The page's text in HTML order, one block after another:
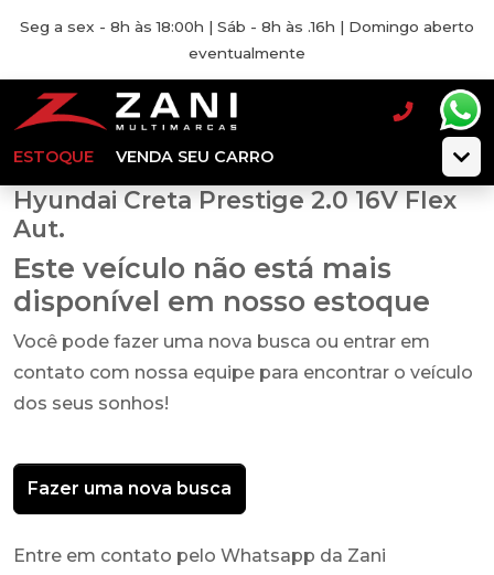
Seg a sex - 8h às 18:00h | Sáb - 8h às .16h | Domingo aberto
eventualmente
ESTOQUE VENDA SEU CARRO
Hyundai Creta Prestige 2.0 16V Flex
Aut.
Este veículo não está mais
disponível em nosso estoque
Você pode fazer uma nova busca ou entrar em
contato com nossa equipe para encontrar o veículo
dos seus sonhos!
Fazer uma nova busca
Entre em contato pelo Whatsapp da Zani